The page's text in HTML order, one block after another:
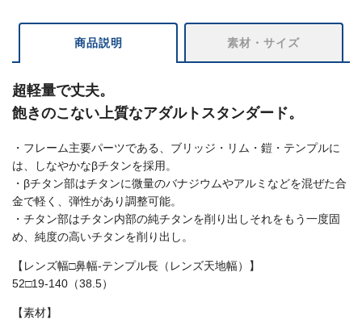
商品説明 素材・サイズ
超軽量で丈夫。
飽きのこない上質なアダルトスタンダード。
・フレーム主要パーツである、ブリッジ・リム・鎧・テンプルに
は、しなやかなβチタンを採用。
・βチタン部はチタンに微量のバナジウムやアルミなどを混ぜた合
金で軽く、弾性があり調整可能。
・チタン部はチタン内部の純チタンを削り出しそれをもう一度固
め、純度の高いチタンを削り出し。
【レンズ幅□鼻幅-テンプル長（レンズ天地幅）】
52□19-140（38.5）
【素材】